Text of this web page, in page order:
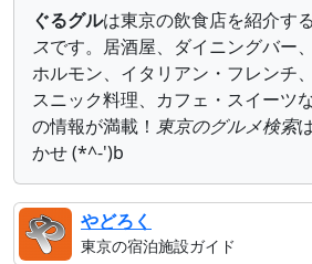
ぐるグルは東京の飲食店を紹介する
スです。居酒屋、ダイニングバー
ホルモン、イタリアン・フレンチ
スニック料理、カフェ・スイーツ
の情報が満載！ 東京のグルメ検索
かせ (*^-')b
やどろく
東京の宿泊施設ガイド